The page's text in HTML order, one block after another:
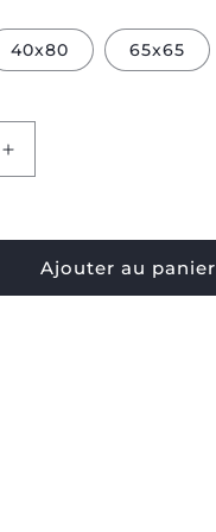
40x80 65x65
Augmenter
la
pour
Taie
d'oreiller
Ajouter au panier